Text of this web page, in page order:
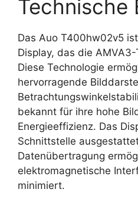
Technische
Das Auo T400hw02v5
Display, das die
Diese Technologie
hervorragende
bekannt für ihre hohe
Energieeffizienz. Das
Schnittstelle
Datenübertragung
elektromagnetische
minimiert.